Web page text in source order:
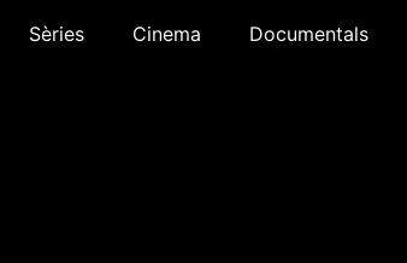
Sèries Cinema Documentals